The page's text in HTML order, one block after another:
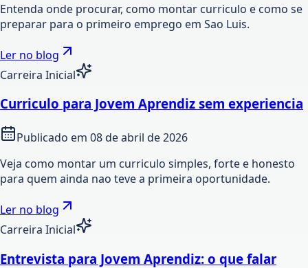
Entenda onde procurar, como montar curriculo e como se
preparar para o primeiro emprego em Sao Luis.
Ler no blog
Carreira Inicial
Curriculo para Jovem Aprendiz sem experiencia
Publicado em 08 de abril de 2026
Veja como montar um curriculo simples, forte e honesto
para quem ainda nao teve a primeira oportunidade.
Ler no blog
Carreira Inicial
Entrevista para Jovem Aprendiz: o que falar